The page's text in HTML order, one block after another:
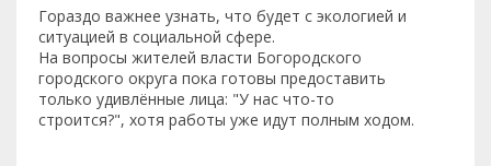
Гораздо важнее узнать, что будет с экологией и
ситуацией в социальной сфере.
На вопросы жителей власти Богородского
городского округа пока готовы предоставить
только удивлённые лица: "У нас что-то
строится?", хотя работы уже идут полным ходом.